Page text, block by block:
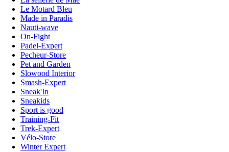
Le Motard Bleu
Made in Paradis
Nauti-wave
On-Fight
Padel-Expert
Pecheur-Store
Pet and Garden
Slowood Interior
Smash-Expert
Sneak'In
Sneakids
Sport is good
Training-Fit
Trek-Expert
Vélo-Store
Winter Expert